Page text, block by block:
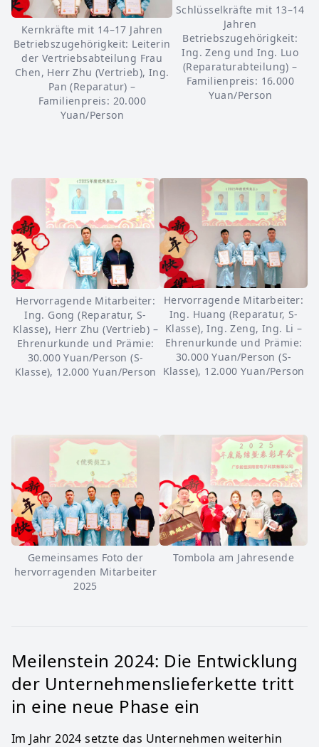
Kernkräfte mit 14–17 Jahren
Betriebszugehörigkeit: Leiterin
der Vertriebsabteilung Frau
Chen, Herr Zhu (Vertrieb), Ing.
Pan (Reparatur) –
Familienpreis: 20.000
Yuan/Person
Schlüsselkräfte mit 13–14
Jahren
Betriebszugehörigkeit:
Ing. Zeng und Ing. Luo
(Reparaturabteilung) –
Familienpreis: 16.000
Yuan/Person
Hervorragende Mitarbeiter:
Ing. Gong (Reparatur, S-
Klasse), Herr Zhu (Vertrieb) –
Ehrenurkunde und Prämie:
30.000 Yuan/Person (S-
Klasse), 12.000 Yuan/Person
Hervorragende Mitarbeiter:
Ing. Huang (Reparatur, S-
Klasse), Ing. Zeng, Ing. Li –
Ehrenurkunde und Prämie:
30.000 Yuan/Person (S-
Klasse), 12.000 Yuan/Person
Gemeinsames Foto der
hervorragenden Mitarbeiter
2025
Tombola am Jahresende
Meilenstein 2024: Die Entwicklung
der Unternehmenslieferkette tritt
in eine neue Phase ein
Im Jahr 2024 setzte das Unternehmen weiterhin